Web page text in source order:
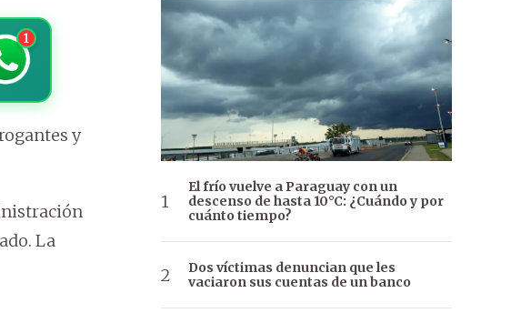
1
y
La
El frío vuelve a Paraguay con un
descenso de hasta 10°C: ¿Cuándo y por
cuánto tiempo?
Dos víctimas denuncian que les
vaciaron sus cuentas de un banco